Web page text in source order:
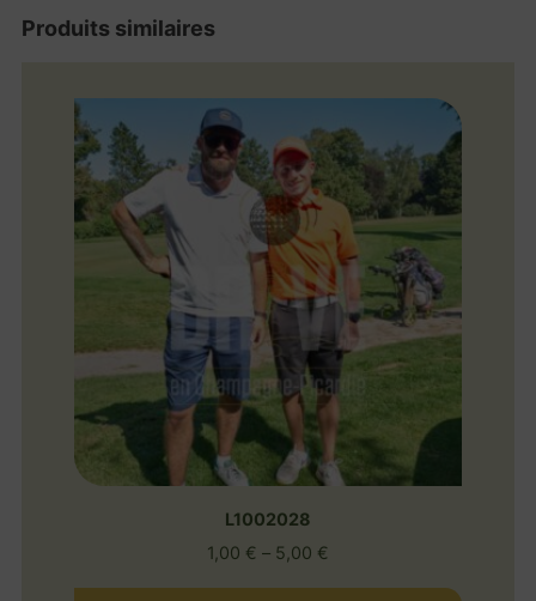
Produits similaires
L1002028
1,00 € – 5,00 €